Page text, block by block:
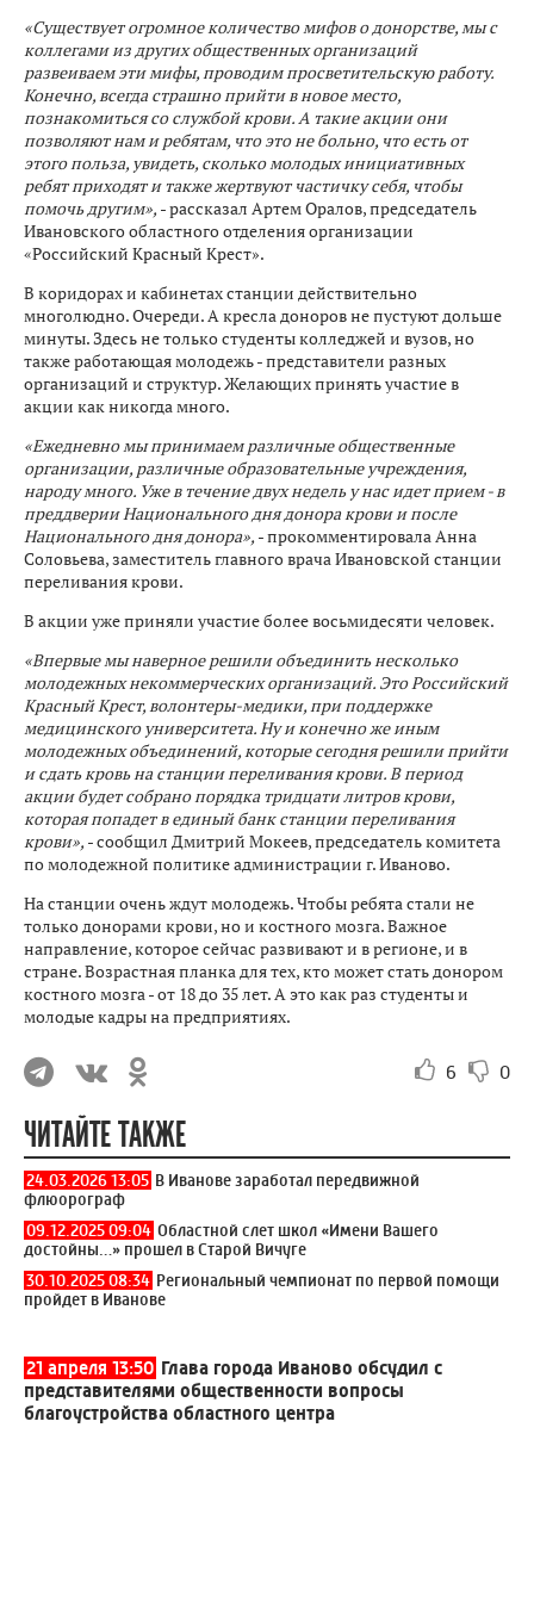
«Существует огромное количество мифов о донорстве, мы с
коллегами из других общественных организаций
развеиваем эти мифы, проводим просветительскую работу.
Конечно, всегда страшно прийти в новое место,
познакомиться со службой крови. А такие акции они
позволяют нам и ребятам, что это не больно, что есть от
этого польза, увидеть, сколько молодых инициативных
ребят приходят и также жертвуют частичку себя, чтобы
помочь другим», - рассказал Артем Оралов, председатель
Ивановского областного отделения организации
«Российский Красный Крест».
В коридорах и кабинетах станции действительно
многолюдно. Очереди. А кресла доноров не пустуют дольше
минуты. Здесь не только студенты колледжей и вузов, но
также работающая молодежь - представители разных
организаций и структур. Желающих принять участие в
акции как никогда много.
«Ежедневно мы принимаем различные общественные
организации, различные образовательные учреждения,
народу много. Уже в течение двух недель у нас идет прием - в
преддверии Национального дня донора крови и после
Национального дня донора», - прокомментировала Анна
Соловьева, заместитель главного врача Ивановской станции
переливания крови.
В акции уже приняли участие более восьмидесяти человек.
«Впервые мы наверное решили объединить несколько
молодежных некоммерческих организаций. Это Российский
Красный Крест, волонтеры-медики, при поддержке
медицинского университета. Ну и конечно же иным
молодежных объединений, которые сегодня решили прийти
и сдать кровь на станции переливания крови. В период
акции будет собрано порядка тридцати литров крови,
которая попадет в единый банк станции переливания
крови», - сообщил Дмитрий Мокеев, председатель комитета
по молодежной политике администрации г. Иваново.
На станции очень ждут молодежь. Чтобы ребята стали не
только донорами крови, но и костного мозга. Важное
направление, которое сейчас развивают и в регионе, и в
стране. Возрастная планка для тех, кто может стать донором
костного мозга - от 18 до 35 лет. А это как раз студенты и
молодые кадры на предприятиях.
6 0
ЧИТАЙТЕ ТАКЖЕ
24.03.2026 13:05 В Иванове заработал передвижной
флюорограф
09.12.2025 09:04 Областной слет школ «Имени Вашего
достойны…» прошел в Старой Вичуге
30.10.2025 08:34 Региональный чемпионат по первой помощи
пройдет в Иванове
21 апреля 13:50 Глава города Иваново обсудил с
представителями общественности вопросы
благоустройства областного центра